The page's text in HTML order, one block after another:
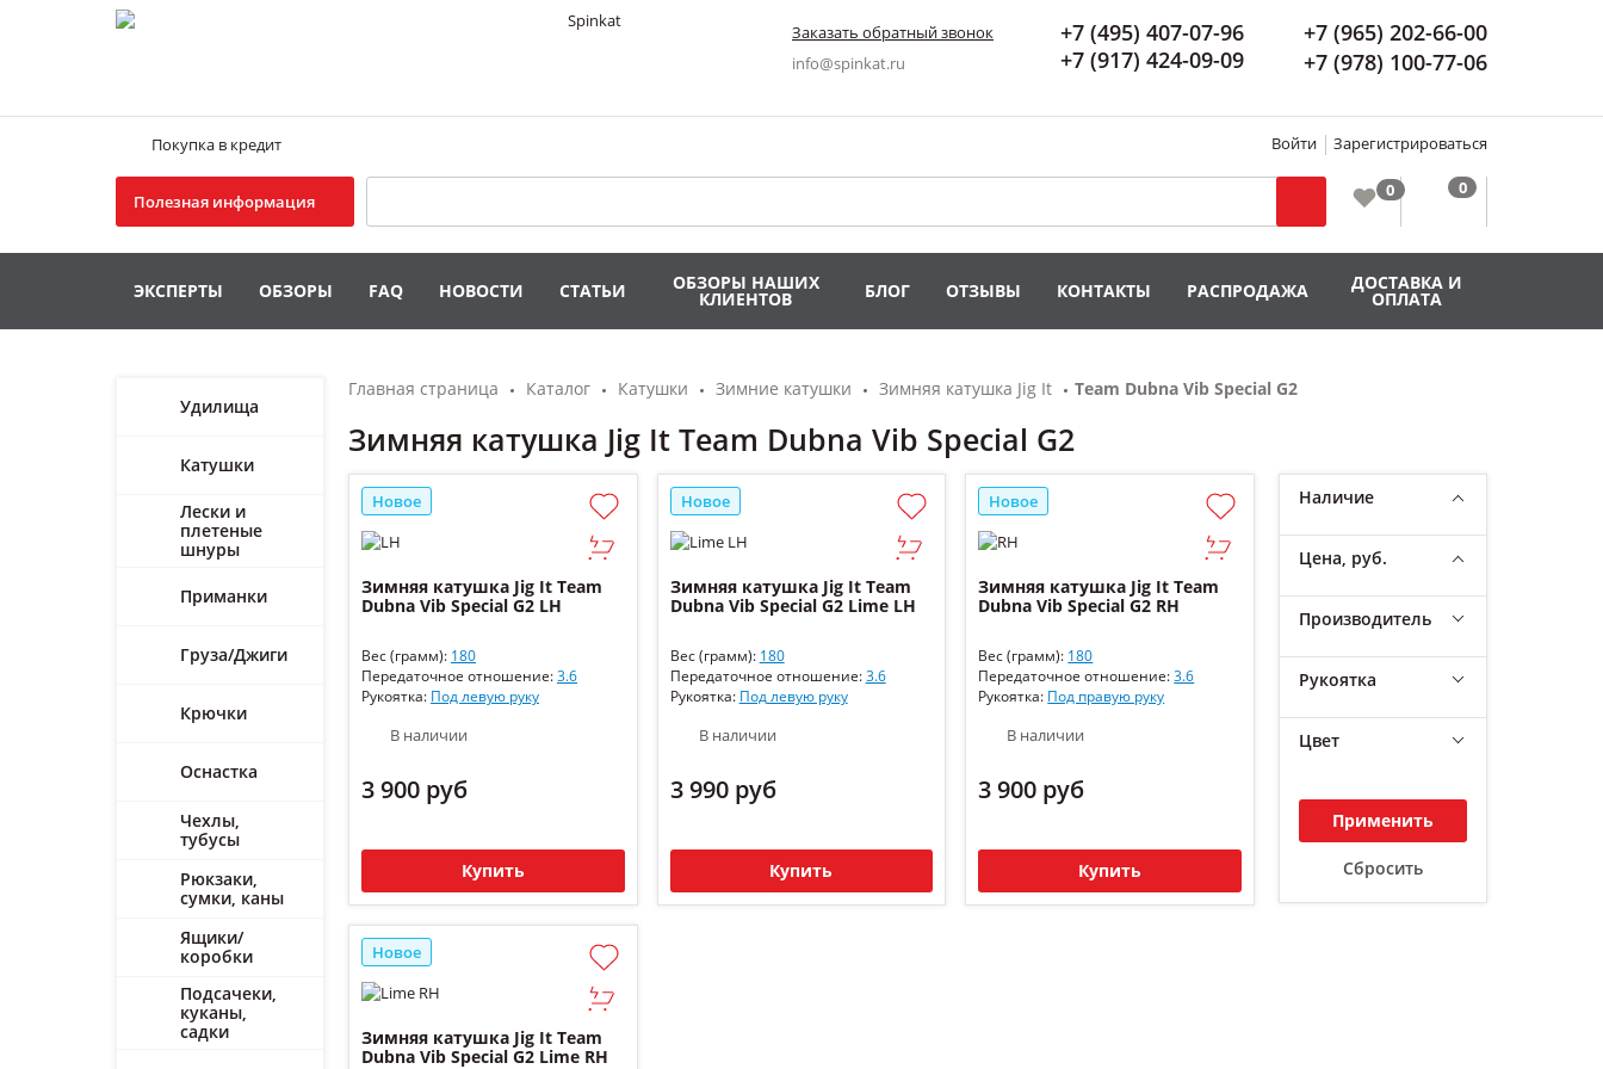
+7 (495) 407-07-96
+7 (917) 424-09-09
+7 (965) 202-66-00
+7 (978) 100-77-06
Заказать обратный звонок
info@spinkat.ru
Покупка в кредит Войти Зарегистрироваться
Полезная информация
ЭКСПЕРТЫ ОБЗОРЫ FAQ НОВОСТИ СТАТЬИ ОБЗОРЫ НАШИХ
КЛИЕНТОВ БЛОГ ОТЗЫВЫ КОНТАКТЫ РАСПРОДАЖА ДОСТАВКА И
ОПЛАТА
Главная страница Каталог Катушки Зимние катушки Зимняя катушка Jig It Team Dubna Vib Special G2
Зимняя катушка Jig It Team Dubna Vib Special G2
Наличие
Цена, руб.
Производитель
Рукоятка
Цвет
Применить
Сбросить
Новое
Зимняя катушка Jig It Team
Dubna Vib Special G2 LH
Вес (грамм): 180
Передаточное отношение:3.6
Рукоятка: Под левую руку
В наличии
3 900 руб
Купить
Новое
Зимняя катушка Jig It Team
Dubna Vib Special G2 Lime LH
Вес (грамм): 180
Передаточное отношение:3.6
Рукоятка: Под левую руку
В наличии
3 990 руб
Купить
Новое
Зимняя катушка Jig It Team
Dubna Vib Special G2 RH
Вес (грамм): 180
Передаточное отношение:3.6
Рукоятка: Под правую руку
В наличии
3 900 руб
Купить
Новое
Зимняя катушка Jig It Team
Dubna Vib Special G2 Lime RH
Удилища
Катушки
Лески и
плетеные
шнуры
Приманки
Груза/Джиги
Крючки
Оснастка
Чехлы,
тубусы
Рюкзаки,
сумки, каны
Ящики/
коробки
Подсачеки,
куканы,
садки